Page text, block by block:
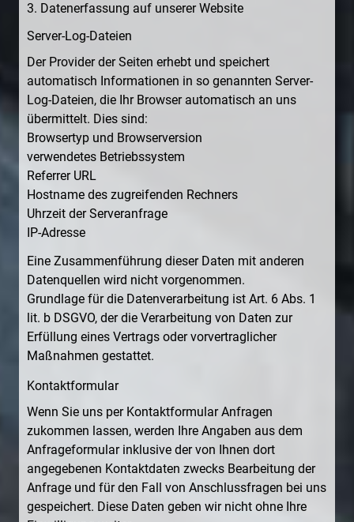
3. Datenerfassung auf unserer Website
Server-Log-Dateien
Der Provider der Seiten erhebt und speichert
automatisch Informationen in so genannten Server-
Log-Dateien, die Ihr Browser automatisch an uns
übermittelt. Dies sind:
Browsertyp und Browserversion
verwendetes Betriebssystem
Referrer URL
Hostname des zugreifenden Rechners
Uhrzeit der Serveranfrage
IP-Adresse
Eine Zusammenführung dieser Daten mit anderen
Datenquellen wird nicht vorgenommen.
Grundlage für die Datenverarbeitung ist Art. 6 Abs. 1
lit. b DSGVO, der die Verarbeitung von Daten zur
Erfüllung eines Vertrags oder vorvertraglicher
Maßnahmen gestattet.
Kontaktformular
Wenn Sie uns per Kontaktformular Anfragen
zukommen lassen, werden Ihre Angaben aus dem
Anfrageformular inklusive der von Ihnen dort
angegebenen Kontaktdaten zwecks Bearbeitung der
Anfrage und für den Fall von Anschlussfragen bei uns
gespeichert. Diese Daten geben wir nicht ohne Ihre